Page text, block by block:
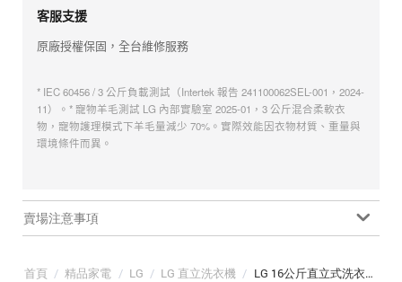
客服支援
原廠授權保固，全台維修服務
* IEC 60456 / 3 公斤負載測試（Intertek 報告 241100062SEL-001，2024-
11）。* 寵物羊毛測試 LG 內部實驗室 2025-01，3 公斤混合柔軟衣
物，寵物護理模式下羊毛量減少 70%。實際效能因衣物材質、重量與
環境條件而異。
賣場注意事項
首頁 / 精品家電 / LG / LG 直立洗衣機 / LG 16公斤直立式洗衣機 EZ 系列｜夜墨灰｜AI DD™ 蒸氣直驅變頻 (WT-TD16HG)